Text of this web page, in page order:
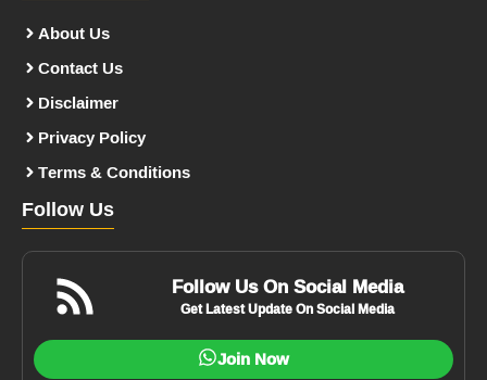
About Us
Contact Us
Disclaimer
Privacy Policy
Terms & Conditions
Follow Us
Follow Us On Social Media
Get Latest Update On Social Media
Join Now